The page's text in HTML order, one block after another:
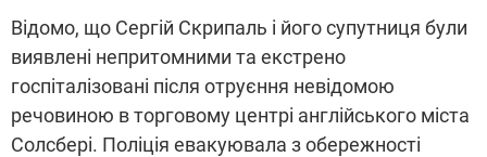
Відомо, що Сергій Скрипаль і його супутниця були
виявлені непритомними та екстрено
госпіталізовані після отруєння невідомою
речовиною в торговому центрі англійського міста
Солсбері. Поліція евакуювала з обережності